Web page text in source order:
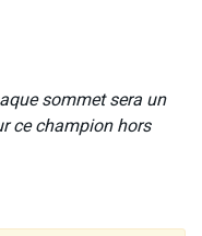
sommet sera un
ce champion hors